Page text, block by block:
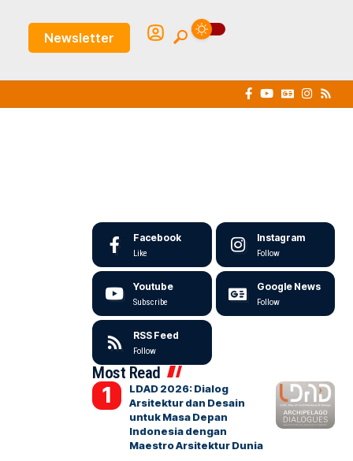
Newsletter
Facebook
Like
Instagram
Follow
Youtube
Subscribe
Google News
Follow
RSS Feed
Follow
Most Read
LDAD 2026: Dialog
Arsitektur dan Desain
untuk Masa Depan
Indonesia dengan
Maestro Arsitektur Dunia